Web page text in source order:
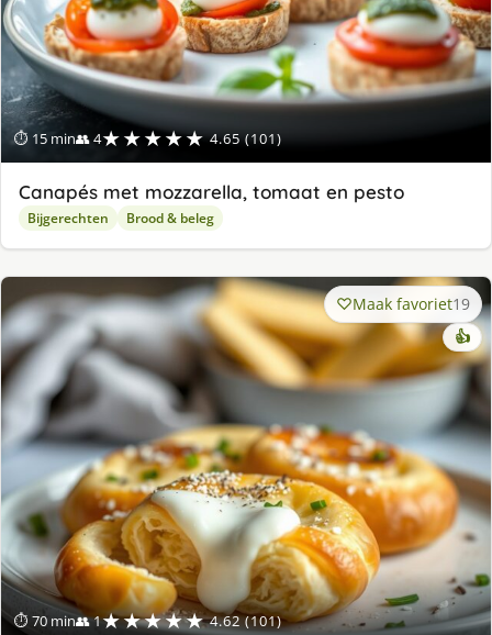
⏱ 15 min👥 4★★★★★ 4.65 (101)
Canapés met mozzarella, tomaat en pesto
Bijgerechten Brood & beleg
⏱ 70 min👥 1★★★★★ 4.62 (101)
Maak favoriet19
👍